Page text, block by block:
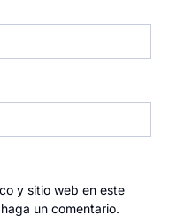
y sitio web en este
un comentario.